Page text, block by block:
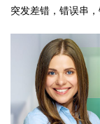
突发差错，错误串